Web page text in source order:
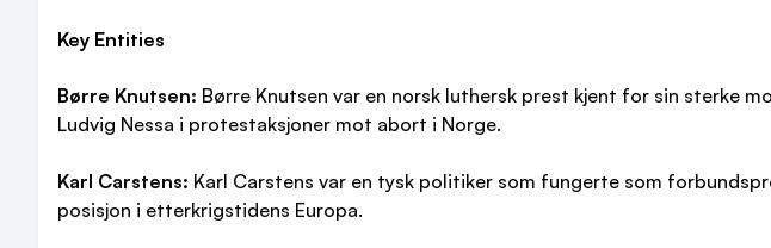
Key Entities
Børre Knutsen: Børre Knutsen var en norsk luthersk prest kjent for sin sterke
Ludvig Nessa i protestaksjoner mot abort i Norge.
Karl Carstens: Karl Carstens var en tysk politiker som fungerte som
posisjon i etterkrigstidens Europa.